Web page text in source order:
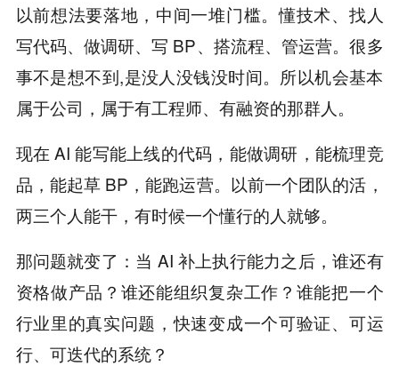
以前想法要落地，中间一堆门槛。懂技术、找人
写代码、做调研、写 BP、搭流程、管运营。很多
事不是想不到,是没人没钱没时间。所以机会基本
属于公司，属于有工程师、有融资的那群人。
现在 AI 能写能上线的代码，能做调研，能梳理竞
品，能起草 BP，能跑运营。以前一个团队的活，
两三个人能干，有时候一个懂行的人就够。
那问题就变了：当 AI 补上执行能力之后，谁还有
资格做产品？谁还能组织复杂工作？谁能把一个
行业里的真实问题，快速变成一个可验证、可运
行、可迭代的系统？